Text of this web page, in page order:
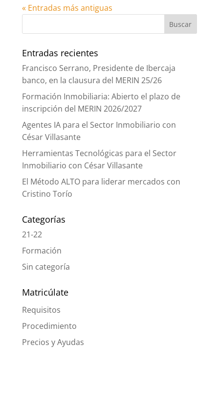
« Entradas más antiguas
Entradas recientes
Francisco Serrano, Presidente de Ibercaja
banco, en la clausura del MERIN 25/26
Formación Inmobiliaria: Abierto el plazo de
inscripción del MERIN 2026/2027
Agentes IA para el Sector Inmobiliario con
César Villasante
Herramientas Tecnológicas para el Sector
Inmobiliario con César Villasante
El Método ALTO para liderar mercados con
Cristino Torío
Categorías
21-22
Formación
Sin categoría
Matricúlate
Requisitos
Procedimiento
Precios y Ayudas